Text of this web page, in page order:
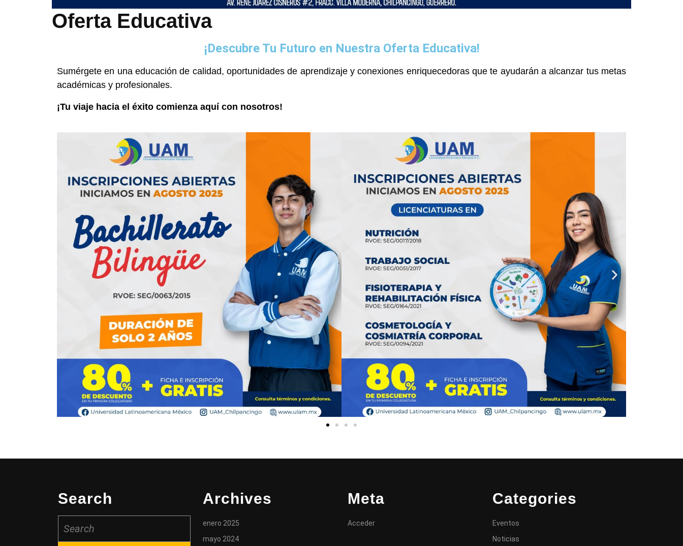
Oferta Educativa
¡Descubre Tu Futuro en Nuestra Oferta Educativa!
Sumérgete en una educación de calidad, oportunidades de aprendizaje y conexiones enriquecedoras que te ayudarán a alcanzar tus metas
académicas y profesionales.
¡Tu viaje hacia el éxito comienza aquí con nosotros!
Search Archives
enero 2025
mayo 2024
Meta
Acceder
Categories
Eventos
Noticias